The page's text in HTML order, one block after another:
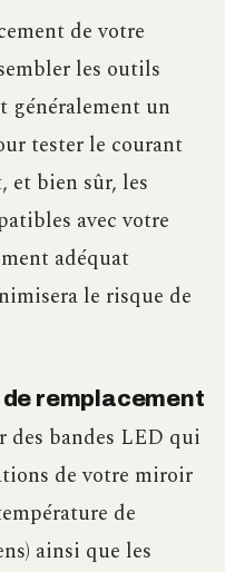
de votre
les outils
généralement un
tester le courant
et bien sûr, les
avec votre
adéquat
le risque de
de remplacement
des bandes LED qui
de votre miroir
de
ainsi que les